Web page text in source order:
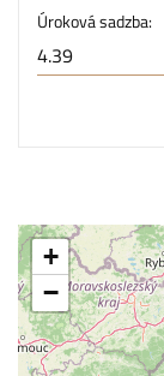
Úroková sadzba:
+
−